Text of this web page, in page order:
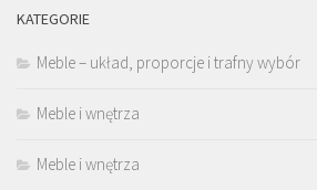
KATEGORIE
Meble – układ, proporcje i trafny wybór
Meble i wnętrza
Meble i wnętrza